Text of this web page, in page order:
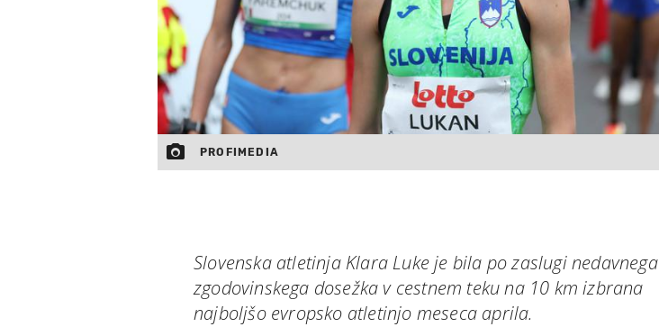
PROFIMEDIA
Slovenska atletinja Klara Luke je bila po zaslugi nedavnega
zgodovinskega dosežka v cestnem teku na 10 km izbrana
najboljšo evropsko atletinjo meseca aprila.